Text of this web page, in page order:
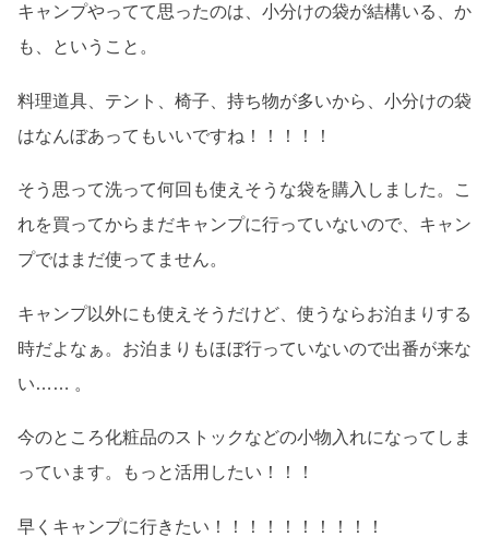
キャンプやってて思ったのは、小分けの袋が結構いる、か
も、ということ。
料理道具、テント、椅子、持ち物が多いから、小分けの袋
はなんぼあってもいいですね！！！！！
そう思って洗って何回も使えそうな袋を購入しました。こ
れを買ってからまだキャンプに行っていないので、キャン
プではまだ使ってません。
キャンプ以外にも使えそうだけど、使うならお泊まりする
時だよなぁ。お泊まりもほぼ行っていないので出番が来な
い…… 。
今のところ化粧品のストックなどの小物入れになってしま
っています。もっと活用したい！！！
早くキャンプに行きたい！！！！！！！！！！